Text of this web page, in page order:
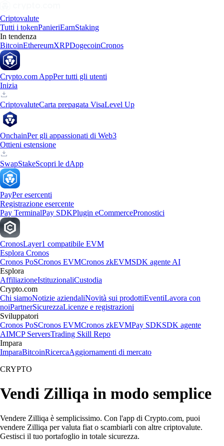
Criptovalute
Tutti i tokenPanieriEarnStaking
In tendenza
BitcoinEthereumXRPDogecoinCronos
Crypto.com AppPer tutti gli utenti
Inizia
CriptovaluteCarta prepagata VisaLevel Up
OnchainPer gli appassionati di Web3
Ottieni estensione
SwapStakeScopri le dApp
PayPer esercenti
Registrazione esercente
Pay TerminalPay SDKPlugin eCommercePronostici
CronosLayer1 compatibile EVM
Esplora Cronos
Cronos PoSCronos EVMCronos zkEVMSDK agente AI
Esplora
AffiliazioneIstituzionaliCustodia
Crypto.com
Chi siamoNotizie aziendaliNovità sui prodottiEventiLavora con
noiPartnerSicurezzaLicenze e registrazioni
Sviluppatori
Cronos PoSCronos EVMCronos zkEVMPay SDKSDK agente
AIMCP ServersTrading Skill Repo
Impara
ImparaBitcoinRicercaAggiornamenti di mercato
CRYPTO
Vendi Zilliqa in modo semplice
Vendere Zilliqa è semplicissimo. Con l'app di Crypto.com, puoi
vendere Zilliqa per valuta fiat o scambiarli con altre criptovalute.
Gestisci il tuo portafoglio in totale sicurezza.